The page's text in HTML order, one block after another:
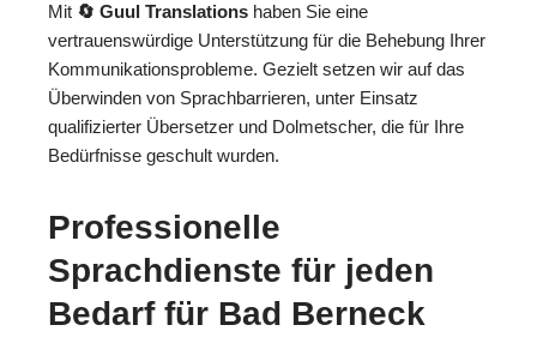
Mit 🔄 Guul Translations haben Sie eine
vertrauenswürdige Unterstützung für die Behebung Ihrer
Kommunikationsprobleme. Gezielt setzen wir auf das
Überwinden von Sprachbarrieren, unter Einsatz
qualifizierter Übersetzer und Dolmetscher, die für Ihre
Bedürfnisse geschult wurden.
Professionelle
Sprachdienste für jeden
Bedarf für Bad Berneck